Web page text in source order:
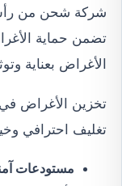
شركة شحن من رأس
تضمن حماية
الأغراض بعناية
تخزين الأغراض
تغليف احترافي
مستودعات آمنة